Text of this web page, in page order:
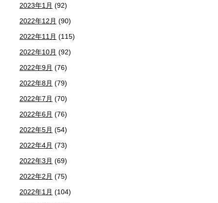
2023年1月 (92)
2022年12月 (90)
2022年11月 (115)
2022年10月 (92)
2022年9月 (76)
2022年8月 (79)
2022年7月 (70)
2022年6月 (76)
2022年5月 (54)
2022年4月 (73)
2022年3月 (69)
2022年2月 (75)
2022年1月 (104)